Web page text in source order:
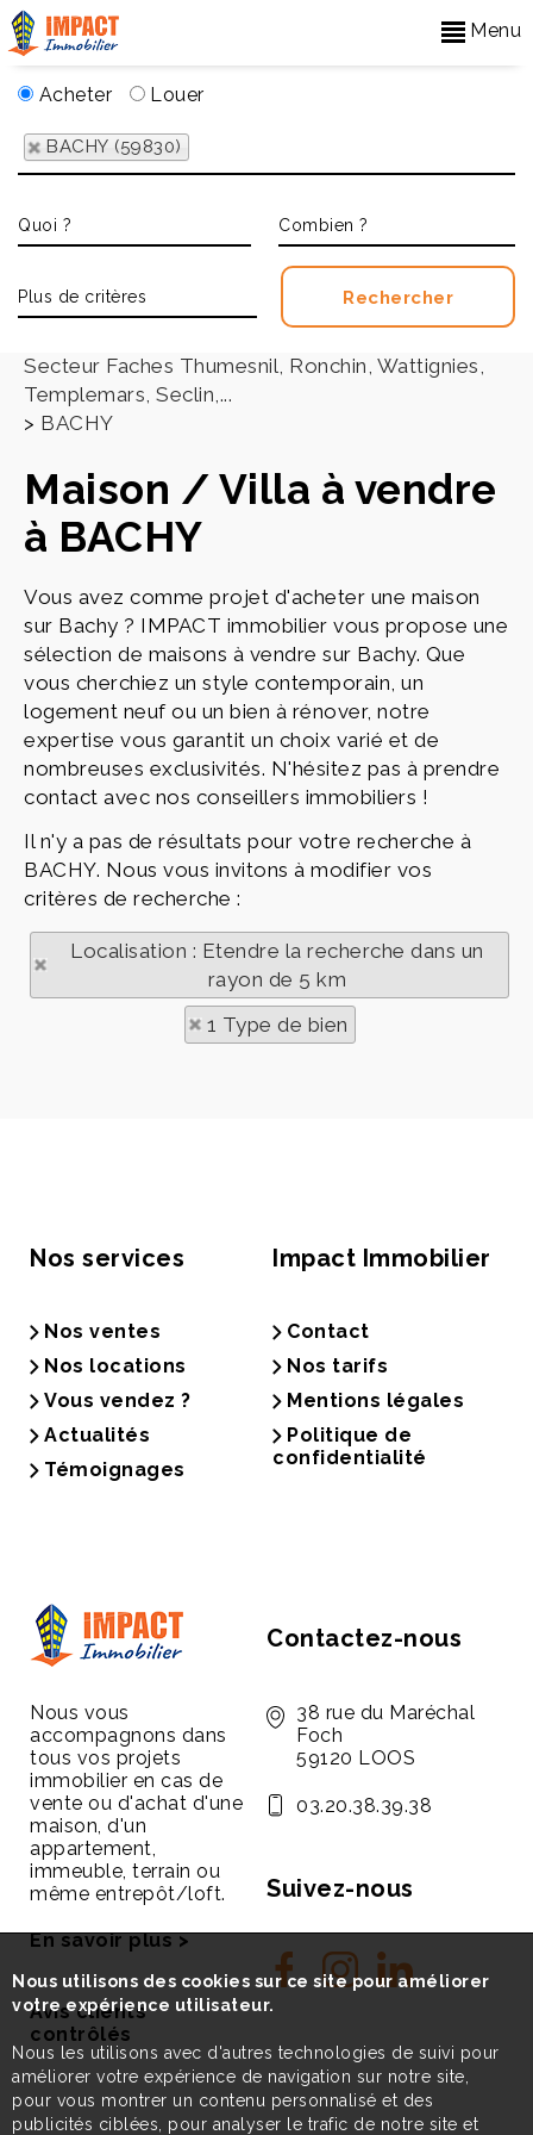
Menu
Acheter Louer
BACHY (59830)
Secteur Faches Thumesnil, Ronchin, Wattignies,
Templemars, Seclin,...
> BACHY
Maison / Villa à vendre
à BACHY
Vous avez comme projet d'acheter une maison
sur Bachy ? IMPACT immobilier vous propose une
sélection de maisons à vendre sur Bachy. Que
vous cherchiez un style contemporain, un
logement neuf ou un bien à rénover, notre
expertise vous garantit un choix varié et de
nombreuses exclusivités. N'hésitez pas à prendre
contact avec nos conseillers immobiliers !
Il n'y a pas de résultats pour votre recherche à
BACHY. Nous vous invitons à modifier vos
critères de recherche :
Localisation : Etendre la recherche dans un
rayon de 5 km
1 Type de bien
Nos services
Nos ventes
Nos locations
Vous vendez ?
Actualités
Témoignages
Impact Immobilier
Contact
Nos tarifs
Mentions légales
Politique de
confidentialité
Nous vous
accompagnons dans
tous vos projets
immobilier en cas de
vente ou d'achat d'une
maison, d'un
appartement,
immeuble, terrain ou
même entrepôt/loft.
En savoir plus >
Avis clients
contrôlés
Contactez-nous
38 rue du Maréchal
Foch
59120 LOOS
03.20.38.39.38
Suivez-nous
Nous utilisons des cookies sur ce site pour améliorer
votre expérience utilisateur.
Nous les utilisons avec d'autres technologies de suivi pour
améliorer votre expérience de navigation sur notre site,
pour vous montrer un contenu personnalisé et des
publicités ciblées, pour analyser le trafic de notre site et